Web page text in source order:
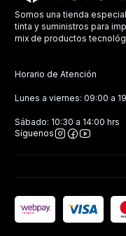
Somos una tienda
tinta y suministros para
mix de productos
Horario de Atención
Lunes a viernes: 09:00 a
Sábado: 10:30 a 14:00 hrs
Síguenos